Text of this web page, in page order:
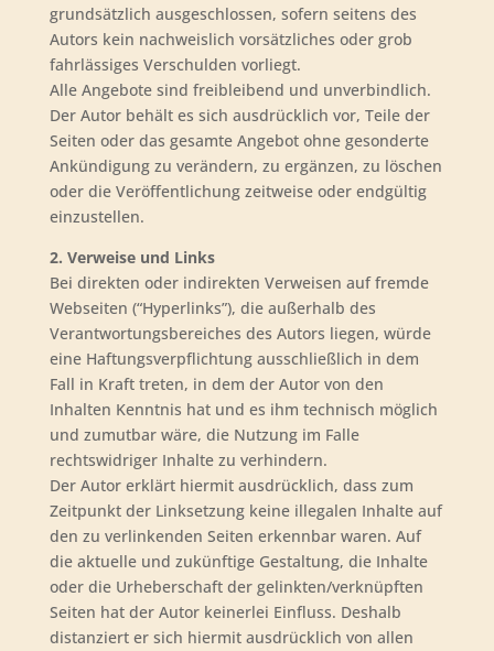
grundsätzlich ausgeschlossen, sofern seitens des
Autors kein nachweislich vorsätzliches oder grob
fahrlässiges Verschulden vorliegt.
Alle Angebote sind freibleibend und unverbindlich.
Der Autor behält es sich ausdrücklich vor, Teile der
Seiten oder das gesamte Angebot ohne gesonderte
Ankündigung zu verändern, zu ergänzen, zu löschen
oder die Veröffentlichung zeitweise oder endgültig
einzustellen.
2. Verweise und Links
Bei direkten oder indirekten Verweisen auf fremde
Webseiten (“Hyperlinks”), die außerhalb des
Verantwortungsbereiches des Autors liegen, würde
eine Haftungsverpflichtung ausschließlich in dem
Fall in Kraft treten, in dem der Autor von den
Inhalten Kenntnis hat und es ihm technisch möglich
und zumutbar wäre, die Nutzung im Falle
rechtswidriger Inhalte zu verhindern.
Der Autor erklärt hiermit ausdrücklich, dass zum
Zeitpunkt der Linksetzung keine illegalen Inhalte auf
den zu verlinkenden Seiten erkennbar waren. Auf
die aktuelle und zukünftige Gestaltung, die Inhalte
oder die Urheberschaft der gelinkten/verknüpften
Seiten hat der Autor keinerlei Einfluss. Deshalb
distanziert er sich hiermit ausdrücklich von allen